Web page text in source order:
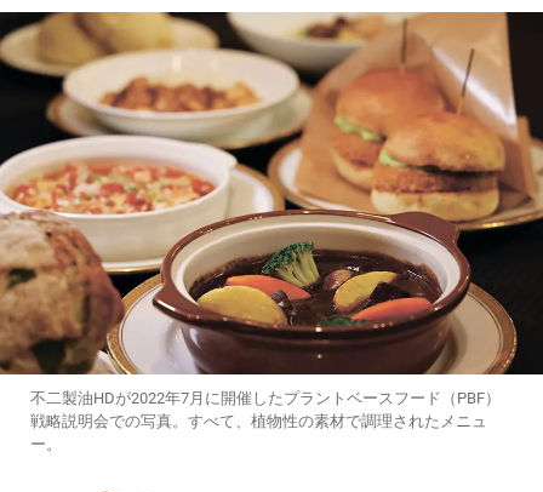
不二製油HDが2022年7月に開催したプラントベースフード（PBF）
戦略説明会での写真。すべて、植物性の素材で調理されたメニュ
ー。